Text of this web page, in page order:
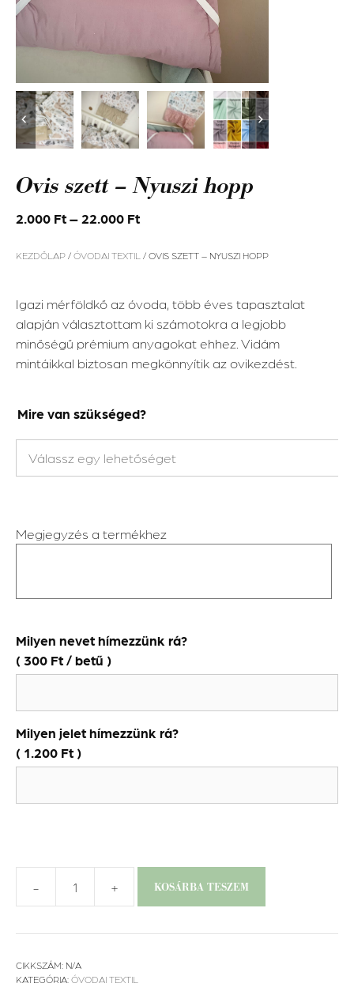
Ovis szett – Nyuszi hopp
2.000 Ft – 22.000 Ft
KEZDŐLAP / ÓVODAI TEXTIL / OVIS SZETT – NYUSZI HOPP
Igazi mérföldkő az óvoda, több éves tapasztalat
alapján választottam ki számotokra a legjobb
minőségű prémium anyagokat ehhez. Vidám
mintáikkal biztosan megkönnyítik az ovikezdést.
Mire van szükséged?
Megjegyzés a termékhez
Milyen nevet hímezzünk rá?
( 300 Ft / betű )
Milyen jelet hímezzünk rá?
( 1.200 Ft )
-
Ovis
-
hopp
+ KOSÁRBA TESZEM
CIKKSZÁM: N/A
KATEGÓRIA: ÓVODAI TEXTIL